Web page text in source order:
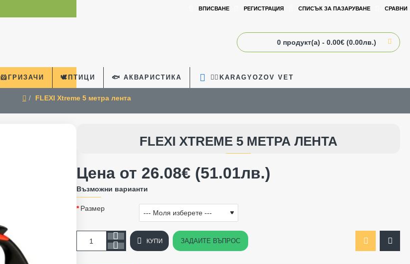
ВПИСВАНЕ РЕГИСТРАЦИЯ СПИСЪК ЗА ПАЗАРУВАНЕ СРАВНИ
0 продукт(а) - 0.00€ (0.00лв.)
🐹ГРИЗАЧИ 🕊️ПТИЦИ 🐟 АКВАРИСТИКА 🧑‍⚕️KARAGYOZOV VET
FLEXI Xtreme 5 метра лента
FLEXI XTREME 5 МЕТРА ЛЕНТА
Цена от 26.08€ (51.01лв.)
Възможни варианти
Размер
КУПИ ЗАДАЙТЕ ВЪПРОС